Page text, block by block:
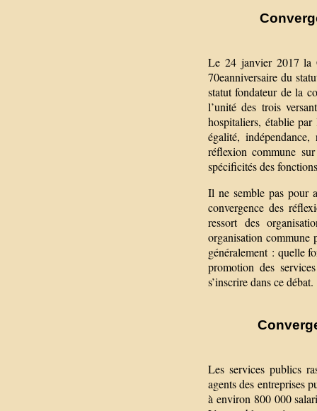
Le 24 janvier 2017 la
70eanniversaire du
statut fondateur de la
l’unité des trois
hospitaliers, établie
égalité,
réflexion commune
spécificités des
Il ne semble pas pour
convergence des
ressort des
organisation commune
généralement : quelle
promotion des
s’inscrire dans ce débat.
Les services publics
agents des entreprises
à environ 800 000